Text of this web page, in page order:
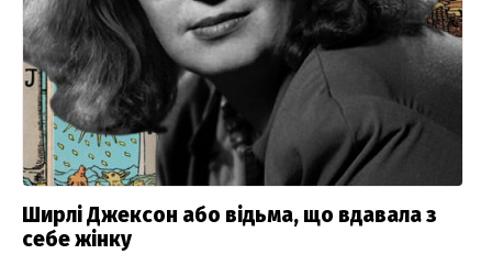
Ширлі Джексон або відьма, що вдавала з
себе жінку